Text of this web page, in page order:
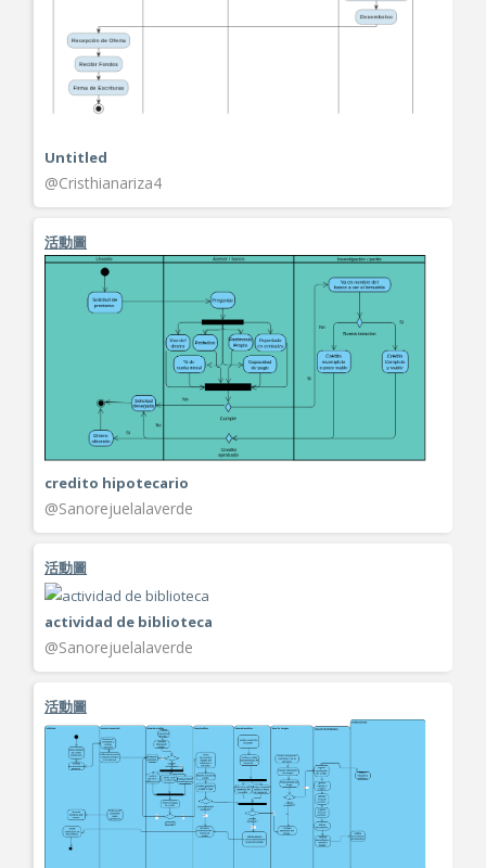
Untitled
@Cristhianariza4
活動圖
credito hipotecario
@Sanorejuelalaverde
活動圖
actividad de biblioteca
@Sanorejuelalaverde
活動圖